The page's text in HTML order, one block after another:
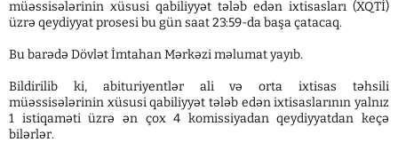
müəssisələrinin xüsusi qabiliyyət tələb edən ixtisasları (XQTİ)
üzrə qeydiyyat prosesi bu gün saat 23:59-da başa çatacaq.
Bu barədə Dövlət İmtahan Mərkəzi məlumat yayıb.
Bildirilib ki, abituriyentlər ali və orta ixtisas təhsili
müəssisələrinin xüsusi qabiliyyət tələb edən ixtisaslarının yalnız
1 istiqaməti üzrə ən çox 4 komissiyadan qeydiyyatdan keçə
bilərlər.